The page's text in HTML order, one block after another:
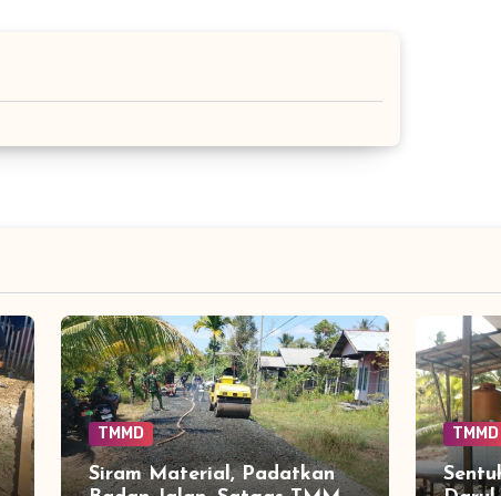
TMMD
Siram Material, Padatkan
TMMD